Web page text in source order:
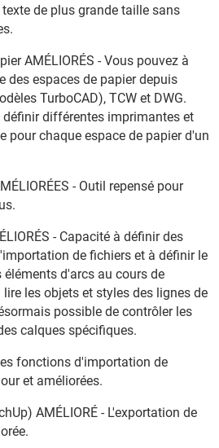
de plus grande taille sans
AMÉLIORÉS - Vous pouvez à
des espaces de papier depuis
TurboCAD), TCW et DWG.
différentes imprimantes et
pour chaque espace de papier d'un
- Outil repensé pour
- Capacité à définir des
de fichiers et à définir le
d'arcs au cours de
les objets et styles des lignes de
possible de contrôler les
calques spécifiques.
fonctions d'importation de
et améliorées.
AMÉLIORÉ - L'exportation de